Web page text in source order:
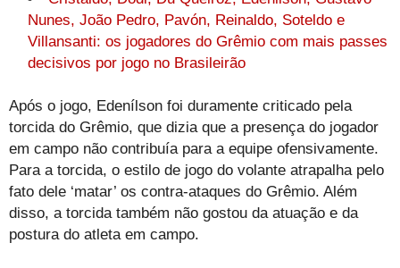
Nunes, João Pedro, Pavón, Reinaldo, Soteldo e
Villansanti: os jogadores do Grêmio com mais passes
decisivos por jogo no Brasileirão
Após o jogo, Edenílson foi duramente criticado pela
torcida do Grêmio, que dizia que a presença do jogador
em campo não contribuía para a equipe ofensivamente.
Para a torcida, o estilo de jogo do volante atrapalha pelo
fato dele ‘matar’ os contra-ataques do Grêmio. Além
disso, a torcida também não gostou da atuação e da
postura do atleta em campo.